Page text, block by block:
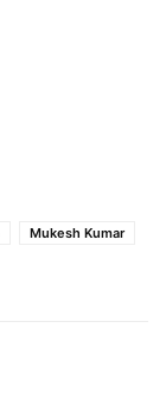
Mukesh Kumar